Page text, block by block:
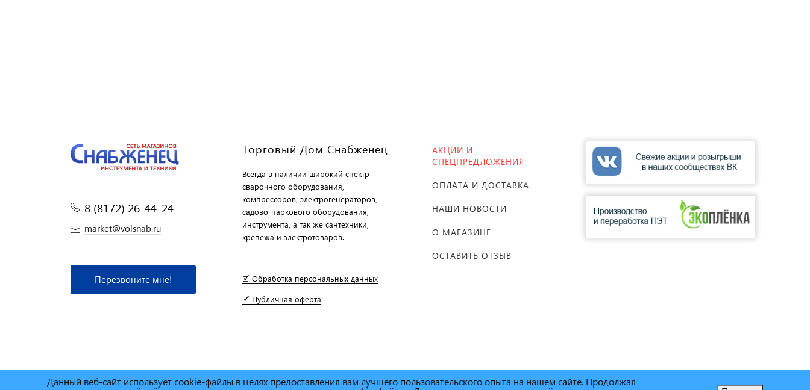
8 (8172) 26-44-24
market@volsnab.ru
Перезвоните мне!
Торговый Дом Снабженец
Всегда в наличии широкий спектр
сварочного оборудования,
компрессоров, электрогенераторов,
садово-паркового оборудования,
инструмента, а так же сантехники,
крепежа и электротоваров.
🗹 Обработка персональных данных
🗹 Публичная оферта
АКЦИИ И
СПЕЦПРЕДЛОЖЕНИЯ
ОПЛАТА И ДОСТАВКА
НАШИ НОВОСТИ
О МАГАЗИНЕ
ОСТАВИТЬ ОТЗЫВ
© Сеть магазинов инструмента и техники "Торговый дом Снабженец" 1995г. -
Данный веб-сайт использует cookie-файлы в целях предоставления вам лучшего пользовательского опыта на нашем сайте. Продолжая